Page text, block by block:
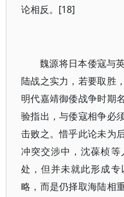
论相反。[18]
魏源将日本倭寇与
陆战之实力，若要取胜
明代嘉靖御倭战争时期
验指出，与倭寇相争必
击败之。惜乎此论未为
冲突交涉中，沈葆桢
处，但并未就此形成
略，而是仍择取海陆相